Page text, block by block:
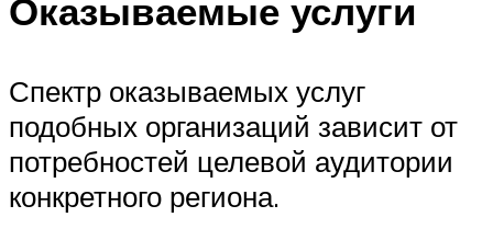
Оказываемые услуги
Спектр оказываемых услуг
подобных организаций зависит от
потребностей целевой аудитории
конкретного региона.